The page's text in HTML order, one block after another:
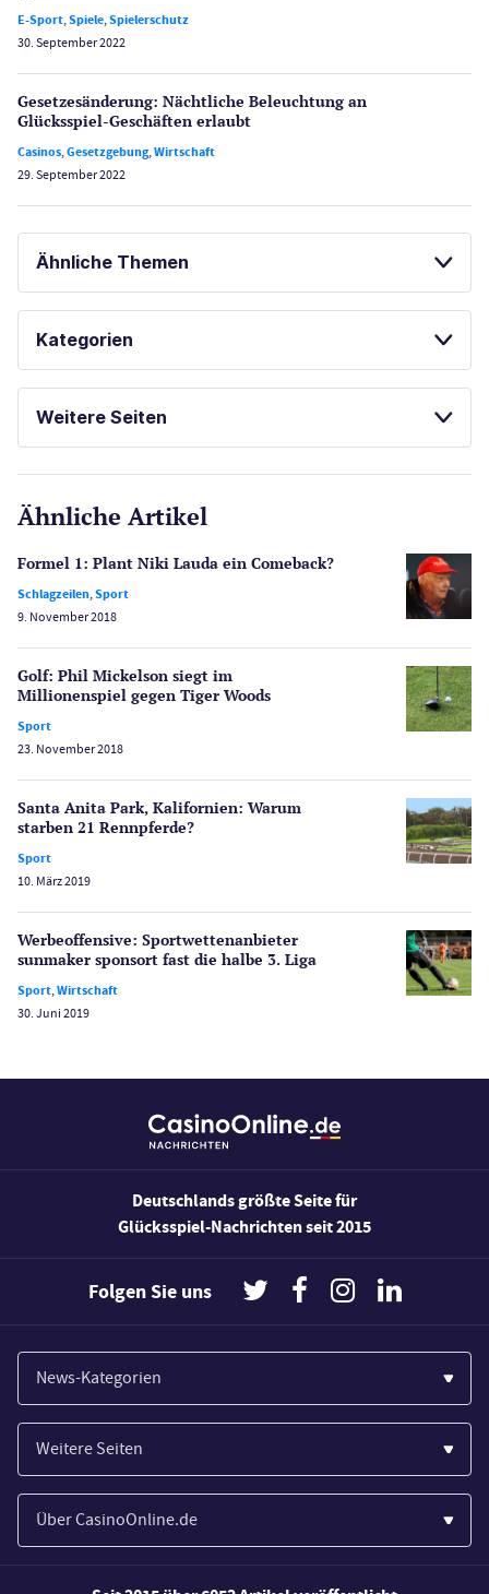
E-Sport,Spiele,Spielerschutz
30. September 2022
Gesetzes­änderung: Nächtliche Beleuch­tung an
Glücksspiel-Geschäften erlaubt
Casinos,Gesetzgebung,Wirtschaft
29. September 2022
Ähnliche Themen
SPORTWETTEN
SPIELAUTOMATEN ONLINE SPIELEN
Kategorien
Gesetzgebung
Poker
Schlagzeilen
Spielerschutz
Sport
Wetten
Wirtschaft
Weitere Seiten
CasinoOnline.de
PayPal Casinos
Merkur Casinos
Spielautomaten
Casino Testberichte
Slot Freispiele
Ähnliche Artikel
Formel 1: Plant Niki Lauda ein Comeback?
Schlagzeilen,Sport
9. November 2018
Golf: Phil Mickelson siegt im
Millionenspiel gegen Tiger Woods
Sport
23. November 2018
Santa Anita Park, Kalifornien: Warum
starben 21 Rennpferde?
Sport
10. März 2019
Werbeoffensive: Sportwettenanbieter
sunmaker sponsort fast die halbe 3. Liga
Sport,Wirtschaft
30. Juni 2019
Deutschlands größte Seite für
Glücksspiel-Nachrichten seit 2015
Folgen Sie uns
News-Kategorien
Casinos
Wirtschaft
Spiele
Weitere Seiten
Paypal Casinos
Novoline Casinos
Merkur Casinos
Über CasinoOnline.de